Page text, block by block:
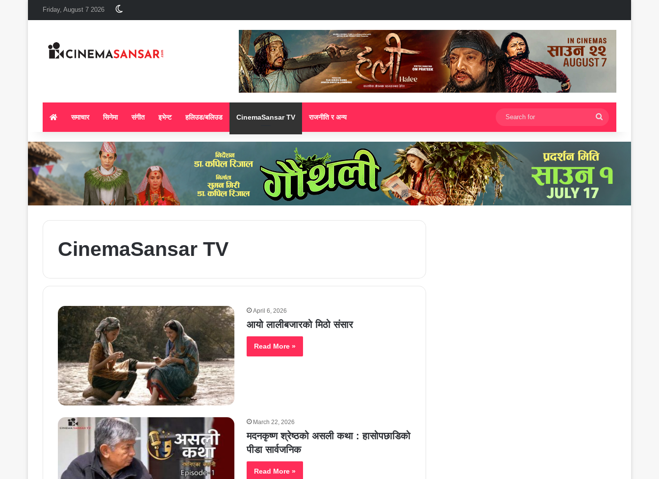
Friday, August 7 2026
समाचार सिनेमा संगीत इभेन्ट हलिउड/बलिउड CinemaSansar TV राजनीति र अन्य
for
CinemaSansar TV
April 6, 2026
आयो लालीबजारको मिठो संसार
Read More »
March 22, 2026
मदनकृष्ण श्रेष्ठको असली कथा : हासोपछाडिको
पीडा सार्वजनिक
Read More »